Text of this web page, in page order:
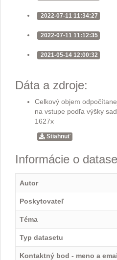
2022-07-11 11:34:27
2022-07-11 11:12:35
2021-05-14 12:00:32
Dáta a zdroje:
Celkový objem
na vstupe podľa výšky
1627x
Stiahnuť
Informácie o
Autor
Poskytovateľ
Téma
Typ datasetu
Kontaktný bod - meno a